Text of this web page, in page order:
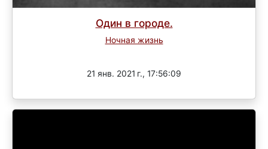
Один в городе.
Ночная жизнь
21 янв. 2021 г., 17:56:09